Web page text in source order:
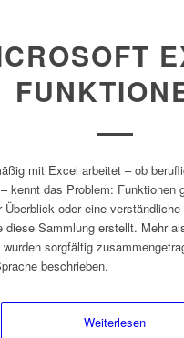
mit Excel arbeitet – ob
kennt das Problem: Funktionen
Überblick oder eine
diese Sammlung erstellt. Mehr
sorgfältig
beschrieben.
Weiterlesen